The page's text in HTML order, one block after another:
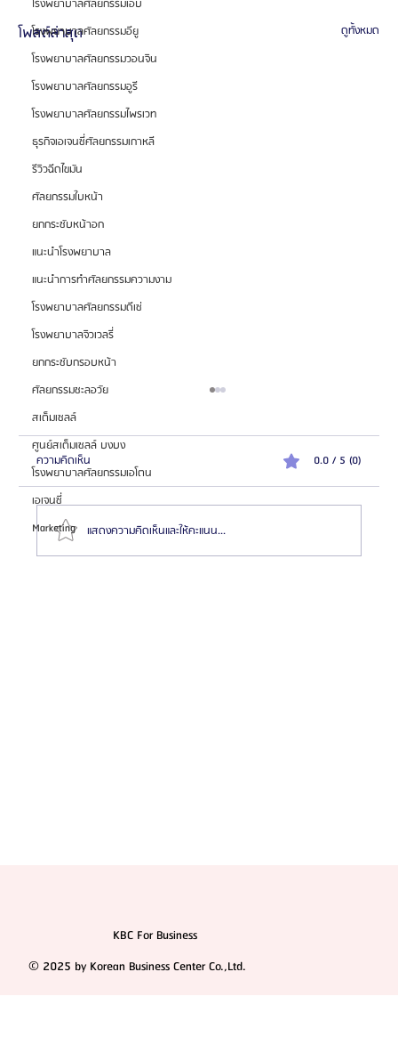
โรงพยาบาลศัลยกรรมเอบี
โรงพยาบาลศัลยกรรมอียู
โรงพยาบาลศัลยกรรมวอนจิน
โรงพยาบาลศัลยกรรมอูรี
โรงพยาบาลศัลยกรรมไพรเวท
ธุรกิจเอเจนซี่ศัลยกรรมเกาหลี
รีวิวฉีดไขมัน
ศัลยกรรมใบหน้า
ยกกระชับหน้าอก
แนะนำโรงพยาบาล
แนะนำการทำศัลยกรรมความงาม
โรงพยาบาลศัลยกรรมดีเซ่
โรงพยาบาลจิวเวลรี่
ยกกระชับกรอบหน้า
ศัลยกรรมชะลอวัย
สเต็มเซลล์
ศูนย์สเต็มเซลล์ บงบง
โรงพยาบาลศัลยกรรมเอโตน
เอเจนซี่
Marketing
โพสต์ล่าสุด ดูทั้งหมด
ความคิดเห็น 0.0 / 5 (0)
แสดงความคิดเห็นและให้คะแนน...
KBC For Business
© 2025 by Korean Business Center Co.,Ltd.